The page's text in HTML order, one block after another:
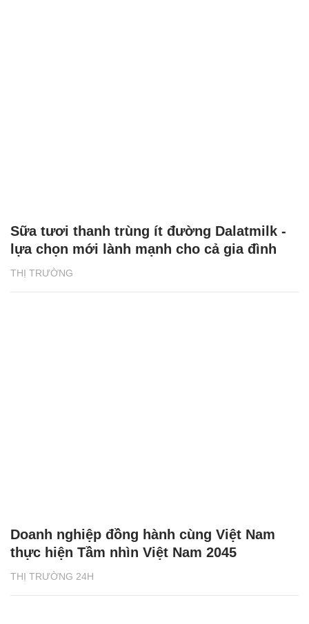
THỊ TRƯỜNG
Sữa tươi thanh trùng ít đường Dalatmilk -
lựa chọn mới lành mạnh cho cả gia đình
THỊ TRƯỜNG 24H
Doanh nghiệp đồng hành cùng Việt Nam
thực hiện Tầm nhìn Việt Nam 2045